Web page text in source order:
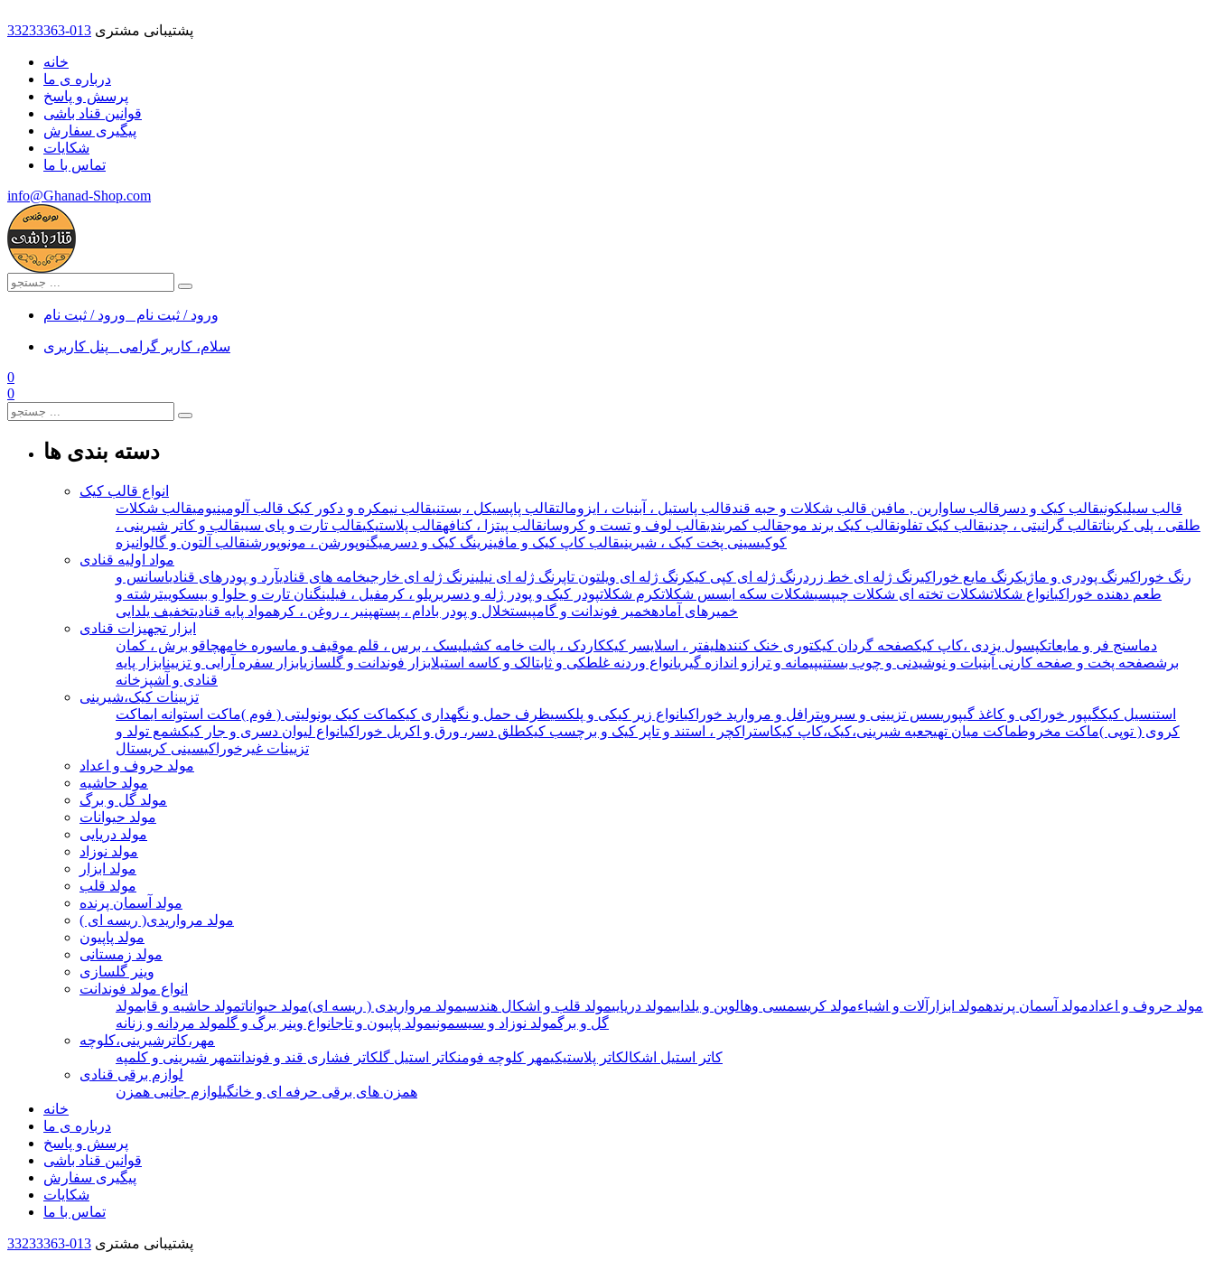
33233363-013 پشتیبانی مشتری
خانه
درباره ی ما
پرسش و پاسخ
قوانین قناد باشی
پیگیری سفارش
شکایات
تماس با ما
info@Ghanad-Shop.com
ورود / ثبت نام ورود / ثبت نام
سلام، کاربر گرامی
پنل کاربری
0
0
دسته بندی ها
انواع قالب کیک
قالب سیلیکونیقالب کیک و دسر قالب ساوارین , مافین قالب شکلات و حبه قندقالب پاستیل ، آبنبات ، ایزومالتقالب پاپسیکل ، بستنیقالب نیمکره و دکور کیک قالب آلومینیومیقالب شکلات
طلقی ، پلی کربناتقالب گرانیتی ، چدنیقالب کیک تفلونقالب کیک برند موجقالب کمربندیقالب لوف و تست و کروسانقالب پیتزا ، کنافهقالب پلاستیکیقالب تارت و پای سیبقالب و کاتر شیرینی ،
کوکیسینی پخت کیک ، شیرینیقالب کاپ کیک و مافینرینگ کیک و دسر میگنوپورشن ، مونوپورشنقالب آلتون و گالوانیزه
مواد اولیه قنادی
رنگ خوراکیرنگ پودری و ماژیکرنگ مایع خوراکیرنگ ژله ای خط زردرنگ ژله ای کپی کیکرنگ ژله ای ویلتون تاپرنگ ژله ای نیلینرنگ ژله ای خارجیخامه های قنادیآرد و پودرهای قنادیاسانس و
طعم دهنده خوراکیانواع شکلاتشکلات تخته ای شکلات چیپسیشکلات سکه ایسس شکلاتکرم شکلاتپودر کیک و پودر ژله و دسر بریلو ، کرمفیل ، فیلینگنان تارت و حلوا و بیسکوییترشته و
خمیرهای آمادهخمیر فوندانت و گامپیستخلال و پودر بادام ، پستهپنیر ، روغن ، کرهمواد پایه قنادیتخفیف یلدایی
ابزار تجهیزات قنادی
دماسنج فر و مایعاتکپسول یزدی ،کاپ کیکصفحه گردان کیکتوری خنک کنندهلیفتر ، اسلایسر کیککاردک ، پالت خامه کشیلیسک ، برس ، قلم موقیف و ماسوره خامهچاقو برش ، کمان
برشصفحه پخت و صفحه کار نی آبنبات و نوشیدنی و چوب بستنیپیمانه و ترازو اندازه گیریانواع وردنه غلطکی و ثابتالک و کاسه استیلابزار فوندانت و گلسازیابزار سفره آرایی و تزیینابزار پایه
قنادی و آشپزخانه
تزیینات کیک،شیرینی
استنسیل کیکگیپور خوراکی و کاغذ گیپوریسس تزیینی و سیروپترافل و مروارید خوراکیانواع زیر کیکی و پلکسیظرف حمل و نگهداری کیکماکت کیک یونولیتی ( فوم )ماکت استوانه ایماکت
کروی ( توپی )ماکت مخروطماکت میان تهیجعبه شیرینی،کیک،کاپ کیکاستراکچر ، استند و تاپر کیک و برچسب کیکطلق دسر، ورق و اکریل خوراکیانواع لیوان دسری و جار کیکشمع تولد و
تزیینات غیرخوراکیسینی کریستال
مولد حروف و اعداد
مولد حاشیه
مولد گل و برگ
مولد حیوانات
مولد دریایی
مولد نوزاد
مولد ابزار
مولد قلب
مولد آسمان پرنده
مولد مرواریدی( ریسه ای )
مولد پاپیون
مولد زمستانی
وینر گلسازی
انواع مولد فوندانت
مولد حروف و اعدادمولد آسمان پرندهمولد ابزارآلات و اشیاءمولد کریسمسی وهالوین و یلداییمولد دریاییمولد قلب و اشکال هندسیمولد مرواریدی ( ریسه ای)مولد حیواناتمولد حاشیه و قابمولد
گل و برگمولد نوزاد و سیسمونیمولد پاپیون و تاجانواع وینر برگ و گلمولد مردانه و زنانه
مهر،کاترشیرینی،کلوچه
کاتر استیل اشکالکاتر پلاستیکیمهر کلوچه فومنکاتر استیل گلکاتر فشاری قند و فوندانتمهر شیرینی و کلمپه
لوازم برقی قنادی
همزن های برقی حرفه ای و خانگیلوازم جانبی همزن
خانه
درباره ی ما
پرسش و پاسخ
قوانین قناد باشی
پیگیری سفارش
شکایات
تماس با ما
33233363-013 پشتیبانی مشتری